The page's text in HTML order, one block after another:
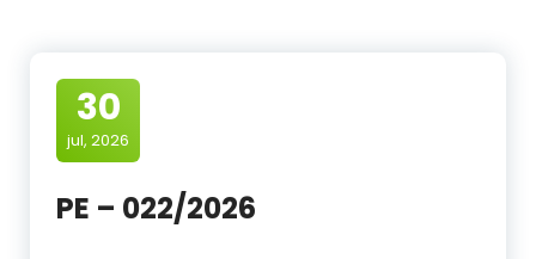
30
jul, 2026
PE – 022/2026